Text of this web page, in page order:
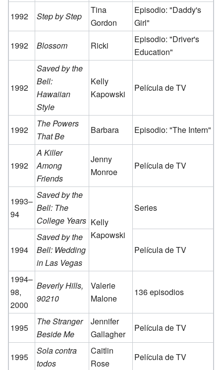
1992
Step by Step
Tina
Gordon
Episodio: "Daddy's
Girl"
1992
Blossom Ricki
Episodio: "Driver's
Education"
1992
Saved by the
Bell:
Hawaiian
Style
Kelly
Kapowski
Película de TV
1992
The Powers
That Be
Barbara Episodio: "The Intern"
1992
A Killer
Among
Friends
Jenny
Monroe
Película de TV
1993–
94
Saved by the
Bell: The
College Years Kelly
Kapowski
Series
1994
Saved by the
Bell: Wedding
in Las Vegas
Película de TV
1994–
98,
2000
Beverly Hills,
90210
Valerie
Malone
136 episodios
1995
The Stranger
Beside Me
Jennifer
Gallagher
Película de TV
1995
Sola contra
todos
Caitlin
Rose
Película de TV